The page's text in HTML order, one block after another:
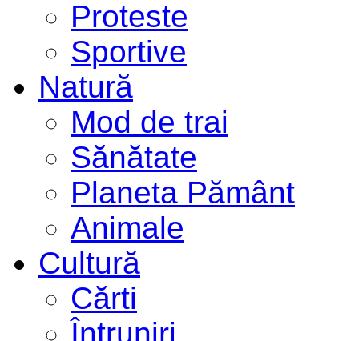
Proteste
Sportive
Natură
Mod de trai
Sănătate
Planeta Pământ
Animale
Cultură
Cărti
Întruniri